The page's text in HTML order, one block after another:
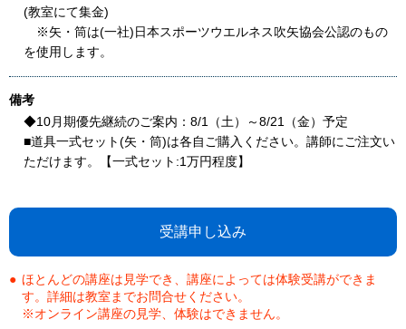
(教室にて集金)
※矢・筒は(一社)日本スポーツウエルネス吹矢協会公認のもの
を使用します。
備考
◆10月期優先継続のご案内：8/1（土）～8/21（金）予定
■道具一式セット(矢・筒)は各自ご購入ください。講師にご注文い
ただけます。【一式セット:1万円程度】
受講申し込み
ほとんどの講座は見学でき、講座によっては体験受講ができま
す。詳細は教室までお問合せください。
※オンライン講座の見学、体験はできません。